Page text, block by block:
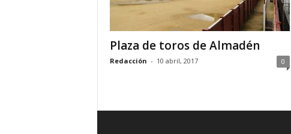
Plaza de toros de Almadén
Redacción - 10 abril, 2017 0